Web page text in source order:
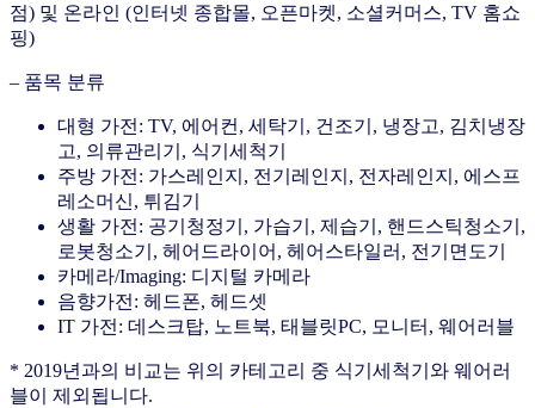
점) 및 온라인 (인터넷 종합몰, 오픈마켓, 소셜커머스, TV 홈쇼
핑)
– 품목 분류
대형 가전: TV, 에어컨, 세탁기, 건조기, 냉장고, 김치냉장
고, 의류관리기, 식기세척기
주방 가전: 가스레인지, 전기레인지, 전자레인지, 에스프
레소머신, 튀김기
생활 가전: 공기청정기, 가습기, 제습기, 핸드스틱청소기,
로봇청소기, 헤어드라이어, 헤어스타일러, 전기면도기
카메라/Imaging: 디지털 카메라
음향가전: 헤드폰, 헤드셋
IT 가전: 데스크탑, 노트북, 태블릿PC, 모니터, 웨어러블
* 2019년과의 비교는 위의 카테고리 중 식기세척기와 웨어러
블이 제외됩니다.